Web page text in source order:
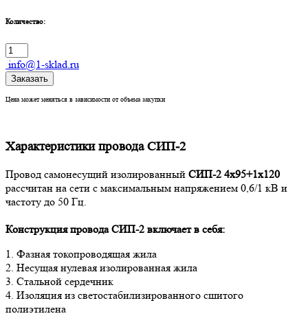
Количество:
info@1-sklad.ru
Заказать
Цена может меняться в зависимости от объема закупки
Характеристики провода СИП-2
Провод самонесущий изолированный СИП-2 4х95+1х120
рассчитан на сети с максимальным напряжением 0,6/1 кВ и
частоту до 50 Гц.
Конструкция провода СИП-2 включает в себя:
1. Фазная токопроводящая жила
2. Несущая нулевая изолированная жила
3. Стальной сердечник
4. Изоляция из светостабилизированного сшитого
полиэтилена